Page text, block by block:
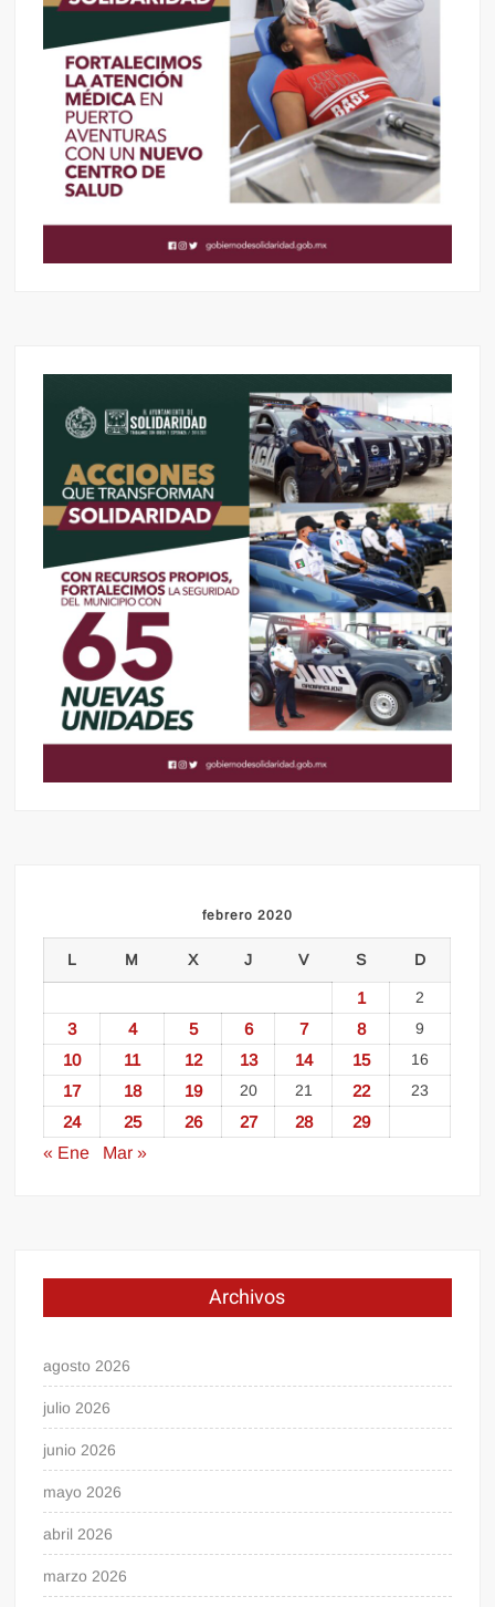
febrero 2020
L M X J V S D
1 2
3 4 5 6 7 8 9
10 11 12 13 14 15 16
17 18 19 20 21 22 23
24 25 26 27 28
29
« Ene
Mar »
Archivos
agosto 2026
julio 2026
junio 2026
mayo 2026
abril 2026
marzo 2026